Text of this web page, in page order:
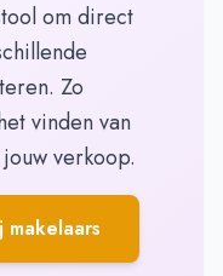
om direct
Zo
vinden van
verkoop.